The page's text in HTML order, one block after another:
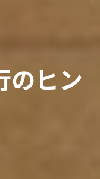
のヒン